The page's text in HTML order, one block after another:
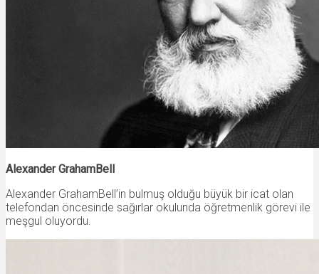
Alexander GrahamBell
Alexander GrahamBell’in bulmuş olduğu büyük bir icat olan
telefondan öncesinde sağırlar okulunda öğretmenlik görevi ile
meşgul oluyordu.